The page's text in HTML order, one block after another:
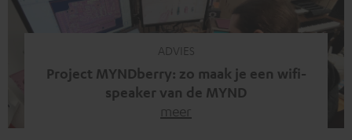
zelfs tijdens videogesprekken dragen steeds meer
mensen weer oordopjes met een kabel. De angst voor
kabels is niet verdwenen. Maar wat op het eerste […]
ADVIES
Project MYNDberry: zo maak je een wifi-
speaker van de MYND
meer